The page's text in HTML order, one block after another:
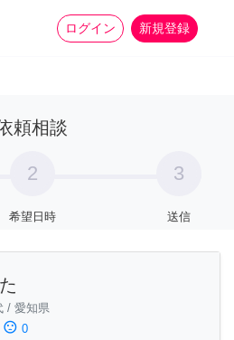
ログイン 新規登録
家事 more_horiz
頼相談
2
希望日時
3
送信
/ 愛知県
sentiment_dissatisfied 0